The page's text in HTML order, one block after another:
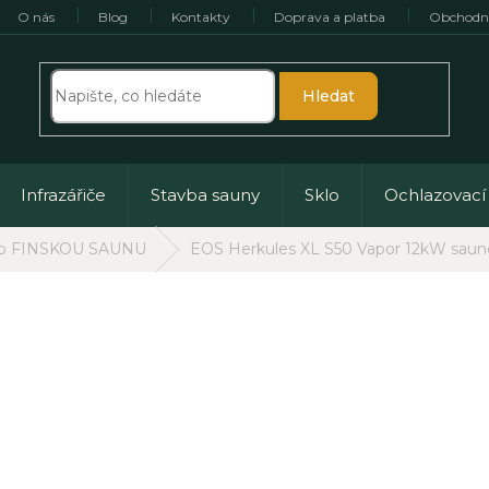
O nás Blog Kontakty Doprava a platba
Hledat
Infrazářiče Stavba sauny Sklo
FINSKOU SAUNU EOS Herkules XL S50 Vapor 12kW